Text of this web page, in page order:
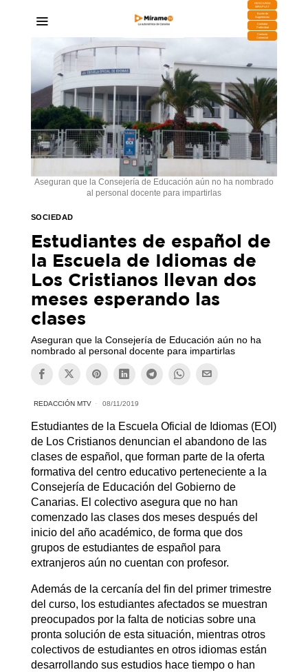
DESCARGA
MIRAPLAY
Buzón de
Sugerencias
Contratar
Publicidad
Contacto
Comercial
Aseguran que la Consejería de Educación aún no ha nombrado
al personal docente para impartirlas
SOCIEDAD
Estudiantes de español de
la Escuela de Idiomas de
Los Cristianos llevan dos
meses esperando las
clases
Aseguran que la Consejería de Educación aún no ha
nombrado al personal docente para impartirlas
REDACCIÓN MTV 08/11/2019
Estudiantes de la Escuela Oficial de Idiomas (EOI)
de Los Cristianos denuncian el abandono de las
clases de español, que forman parte de la oferta
formativa del centro educativo perteneciente a la
Consejería de Educación del Gobierno de
Canarias. El colectivo asegura que no han
comenzado las clases dos meses después del
inicio del año académico, de forma que dos
grupos de estudiantes de español para
extranjeros aún no cuentan con profesor.
Además de la cercanía del fin del primer trimestre
del curso, los estudiantes afectados se muestran
preocupados por la falta de noticias sobre una
pronta solución de esta situación, mientras otros
colectivos de estudiantes en otros idiomas están
desarrollando sus estudios hace tiempo o han